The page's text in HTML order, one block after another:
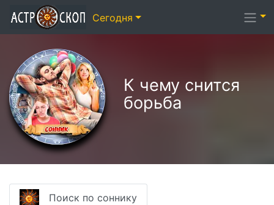
К чему снится
борьба
Поиск по соннику
Сегодня